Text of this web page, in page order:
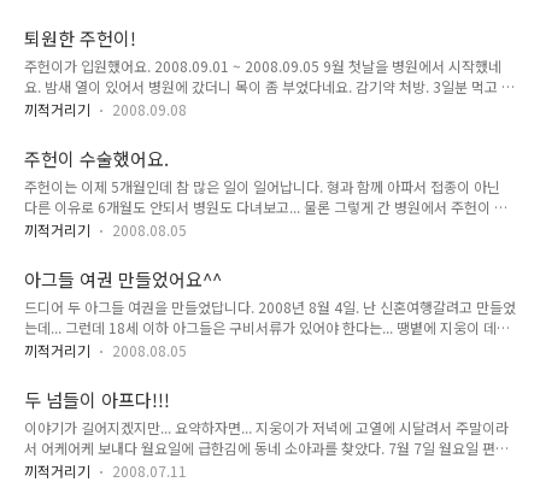
가 아니라 나를 잘 다스리기 위해서... 아는 것이 없으니 화내기가 일쑤고 화내고 나서
는 후회되고 미안하고... 책을 뒤지면서 \'아이가 나를 미치게 할 때\' 이책의 제목이
와 닿았다. 나는 아직 미칠때까진 가보지 않았다. 아마 그전에 화를 내며 싸우고 있지
않았을까? 아이들을 키우는데는 공부가 필요할 것 같다. 아니면 경험이 풍부하던지.
난 후자는 아닌 것 것 같으니 공..
퇴원한 주헌이!
주헌이가 입원했어요. 2008.09.01 ~ 2008.09.05 9월 첫날을 병원에서 시작했네
요. 밤새 열이 있어서 병원에 갔더니 목이 좀 부었다네요. 감기약 처방. 3일분 먹고 차
도가 없으면 다시 오라는 말과 함께. 3일째 열이 계속 있고,??BCG접종 부위가 붉은
열이 자주 오른다는 등... 걱정만 커져가다 병원에 전화해서 혹시 가와사키 아닐까 물
었더니 에이~~~그렇게 흔한 병이 아니에요 하신다. 계속 열이 있어서 다시 갔는데
음... 약을 다른 걸 써볼께요라는 말과 함께 다시 3일후에 보자는... 안되겠다 싶어 다
른 소아과를 알아봤답니다. 열이 몇일째죠? 이번에 약먹고 꼭 나아야 한다는 말과 함
께 계속 열이 있으면 ..
끼적거리기 2008.09.08
주헌이 수술했어요.
주헌이는 이제 5개월인데 참 많은 일이 일어납니다. 형과 함께 아파서 접종이 아닌
다른 이유로 6개월도 안되서 병원도 다녀보고... 물론 그렇게 간 병원에서 주헌이 설
소대가 짧다는 얘기를 들었습니다. 그때는 지웅이와 주헌이의 뇌수막염이 급해서 다
하려고 맘 먹었습니다. 지웅이 점검도 할 겸 같이요. 지웅이는 잘먹고 몸무게만 잘 늘
면 되고, 주헌이는 설소대 길게 해주는 수술... 자세히 보진 못했습니다. 무서워서...
설소대를 잘라줬습니다. 선생님 왈. 다른 아이보다 유난히 더 짧아서 조금 더 많이 잘
랐다구요. 피가 좀 나서 지혈한다고 한동안 누르고 있었더니 불편했는지 엄청 울어댔
습니다. 뇌수막염때 고열로 시달릴때 이후로 최고..
끼적거리기 2008.08.05
아그들 여권 만들었어요^^
드디어 두 아그들 여권을 만들었답니다. 2008년 8월 4일. 난 신혼여행갈려고 만들었
는데... 그런데 18세 이하 아그들은 구비서류가 있어야 한다는... 땡볕에 지웅이 데리
고 급하게 시청으로 갔는데 서류가 없어서 가까운 곳이 롯데마트라나. 암튼 땡볕에
사진은 주아고모가 찍어줬답니다. 사진이 너무 귀엽게 나왔다고 하더군요. 여권서류
검토해 주시는 분이. ㅋㅋㅋ
끼적거리기 2008.08.05
두 넘들이 아프다!!!
이야기가 길어지겠지만... 요약하자면... 지웅이가 저녁에 고열에 시달려서 주말이라
서 어케어케 보내다 월요일에 급한김에 동네 소아과를 찾았다. 7월 7일 월요일 편두
염이란다. 어른들도 힘든 병이라고... 근육통과 고열이 함께 온다고 맛사지 잘 해주란
끼적거리기 2008.07.11